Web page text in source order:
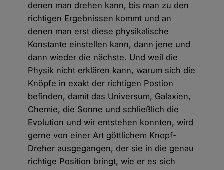
denen man drehen kann, bis man zu den
richtigen Ergebnissen kommt und an
denen man erst diese physikalische
Konstante einstellen kann, dann jene und
dann wieder die nächste. Und weil die
Physik nicht erklären kann, warum sich die
Knöpfe in exakt der richtigen Postion
befinden, damit das Universum, Galaxien,
Chemie, die Sonne und schließlich die
Evolution und wir entstehen konnten, wird
gerne von einer Art göttlichem Knopf-
Dreher ausgegangen, der sie in die genau
richtige Position bringt, wie er es sich